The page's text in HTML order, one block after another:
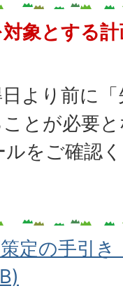
象とする
より前に
とが必要
をご確認
定の手引